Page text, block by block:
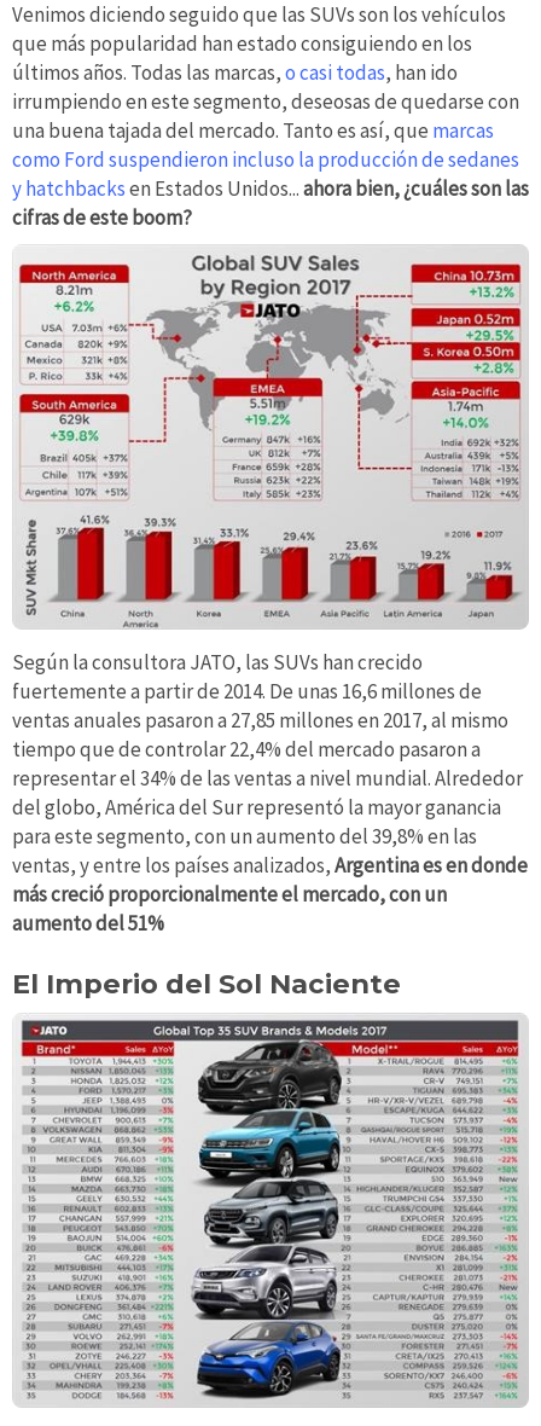
Venimos diciendo seguido que las SUVs son los vehículos
que más popularidad han estado consiguiendo en los
últimos años. Todas las marcas,o casi todas, han ido
irrumpiendo en este segmento, deseosas de quedarse con
una buena tajada del mercado. Tanto es así, que marcas
como Ford suspendieron incluso la producción de sedanes
y hatchbacksen Estados Unidos...ahora bien, ¿cuáles son las
cifras de este boom?
Según la consultora JATO, las SUVs han crecido
fuertemente a partir de 2014. De unas 16,6 millones de
ventas anuales pasaron a 27,85 millones en 2017, al mismo
tiempo que de controlar 22,4% del mercado pasaron a
representar el 34% de las ventas a nivel mundial. Alrededor
del globo, América del Sur representó la mayor ganancia
para este segmento, con un aumento del 39,8% en las
ventas, y entre los países analizados,Argentina es en donde
más creció proporcionalmente el mercado, con un
aumento del 51%
El Imperio del Sol Naciente